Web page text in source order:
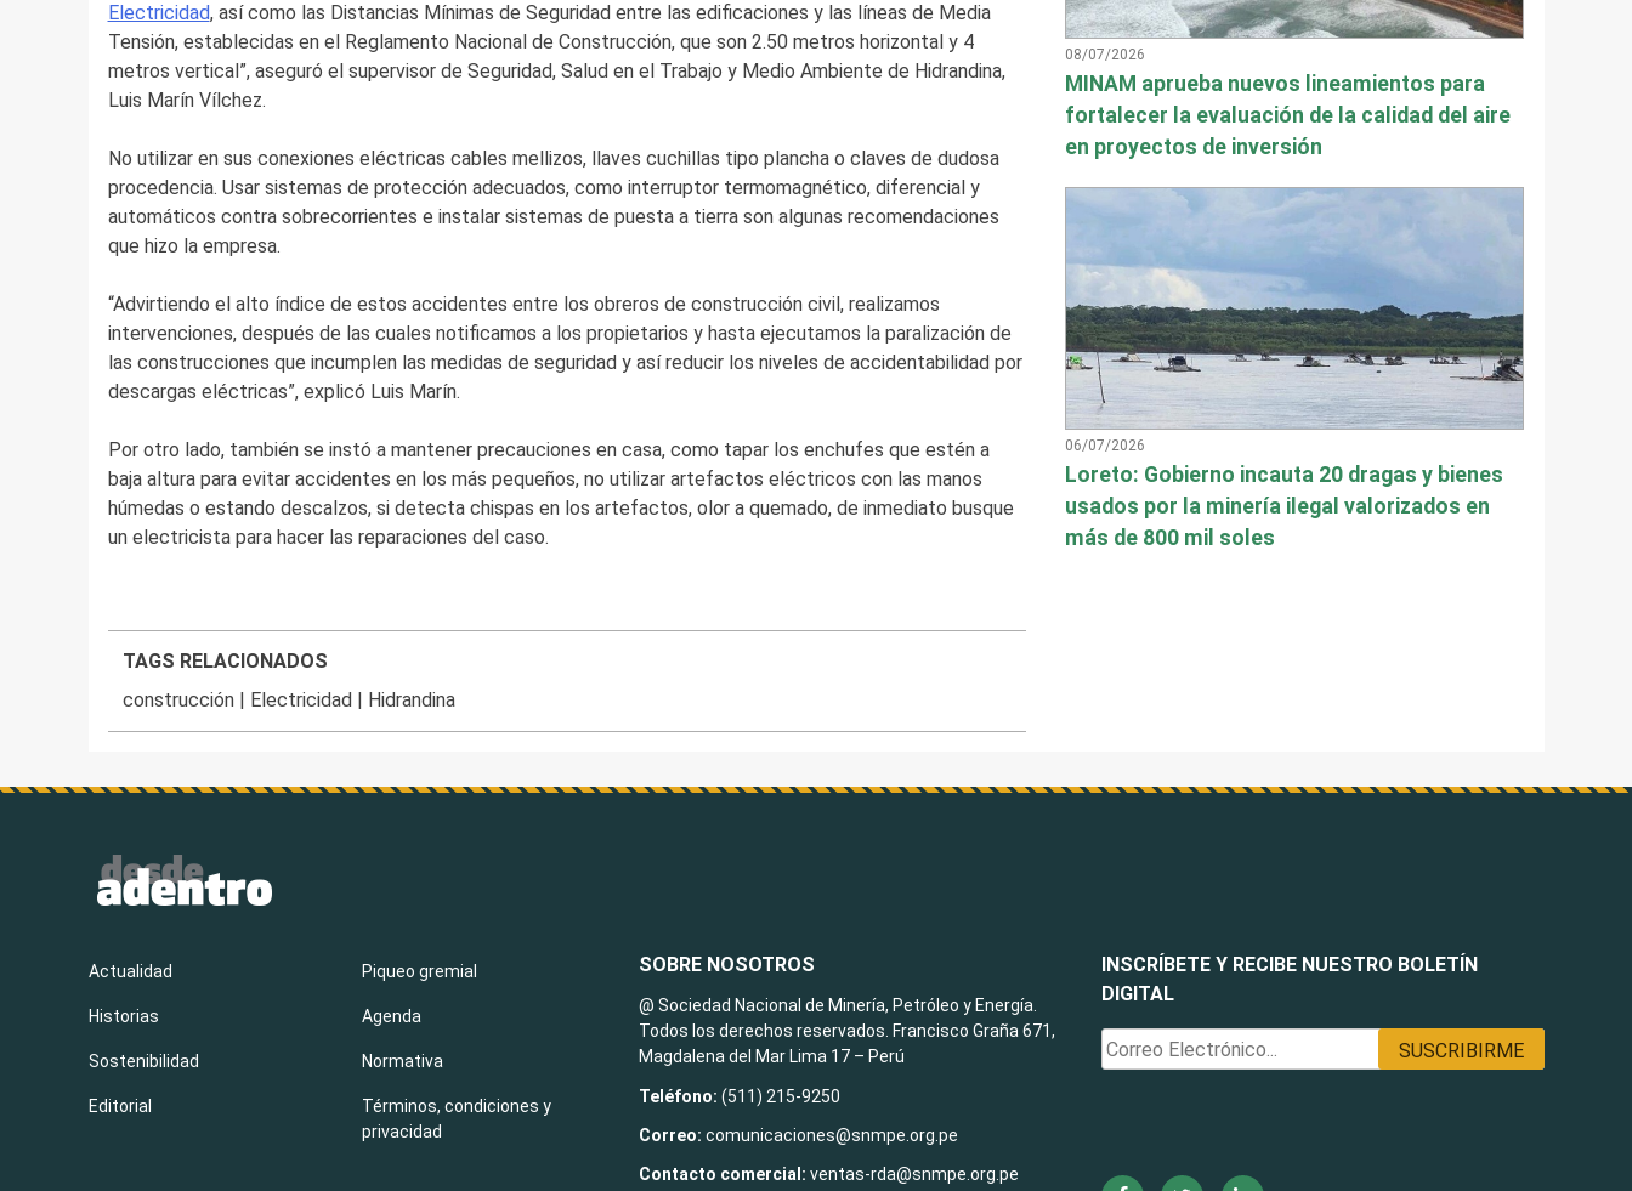
Electricidad, así como las Distancias Mínimas de Seguridad entre las edificaciones y las líneas de Media
Tensión, establecidas en el Reglamento Nacional de Construcción, que son 2.50 metros horizontal y 4
metros vertical”, aseguró el supervisor de Seguridad, Salud en el Trabajo y Medio Ambiente de Hidrandina,
Luis Marín Vílchez.
No utilizar en sus conexiones eléctricas cables mellizos, llaves cuchillas tipo plancha o claves de dudosa
procedencia. Usar sistemas de protección adecuados, como interruptor termomagnético, diferencial y
automáticos contra sobrecorrientes e instalar sistemas de puesta a tierra son algunas recomendaciones
que hizo la empresa.
“Advirtiendo el alto índice de estos accidentes entre los obreros de construcción civil, realizamos
intervenciones, después de las cuales notificamos a los propietarios y hasta ejecutamos la paralización de
las construcciones que incumplen las medidas de seguridad y así reducir los niveles de accidentabilidad por
descargas eléctricas”, explicó Luis Marín.
Por otro lado, también se instó a mantener precauciones en casa, como tapar los enchufes que estén a
baja altura para evitar accidentes en los más pequeños, no utilizar artefactos eléctricos con las manos
húmedas o estando descalzos, si detecta chispas en los artefactos, olor a quemado, de inmediato busque
un electricista para hacer las reparaciones del caso.
TAGS RELACIONADOS
construcción | Electricidad | Hidrandina
08/07/2026
MINAM aprueba nuevos lineamientos para
fortalecer la evaluación de la calidad del aire
en proyectos de inversión
06/07/2026
Loreto: Gobierno incauta 20 dragas y bienes
usados por la minería ilegal valorizados en
más de 800 mil soles
INSCRÍBETE Y RECIBE NUESTRO BOLETÍN
DIGITAL
Actualidad
Historias
Sostenibilidad
Editorial
Piqueo gremial
Agenda
Normativa
Términos, condiciones y
privacidad
SOBRE NOSOTROS
@ Sociedad Nacional de Minería, Petróleo y Energía.
Todos los derechos reservados. Francisco Graña 671,
Magdalena del Mar Lima 17 – Perú
Teléfono: (511) 215-9250
Correo:comunicaciones@snmpe.org.pe
Contacto comercial: ventas-rda@snmpe.org.pe